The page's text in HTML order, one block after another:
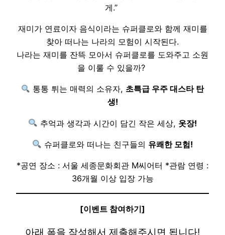
게.”
재미가 연료이자 음식이라는 슈퍼클로와 함께 재미를
찾아 떠나는 나라의 모험이 시작된다.
나라는 재미를 잔뜩 모아서 슈퍼클로를 도와주고 소원
을 이룰 수 있을까?
통통 튀는 매력의 소유자, 초특급 우주 대스타 탄
생!
추억과 생각과 시간이 담긴 작은 세상, 옷장!
슈퍼클로와 떠나는 친구들의 유쾌한 모험!
*공연 장소 : 서울 세종문화회관 M씨어터 *관람 연령 :
36개월 이상 입장 가능
[이벤트 참여하기]
아래 폼을 작성해서 제출해주시면 됩니다!